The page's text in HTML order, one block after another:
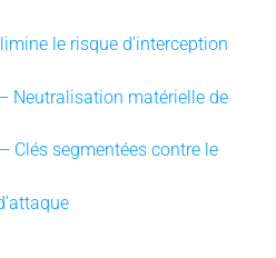
le risque d’interception
Neutralisation matérielle de
Clés segmentées contre le